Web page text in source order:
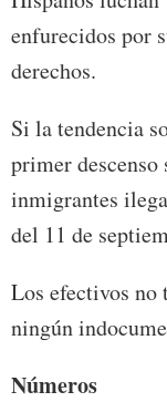
enfurecidos por
derechos.
Si la tendencia
primer descenso
inmigrantes
del 11 de
Los efectivos no
ningún
Números